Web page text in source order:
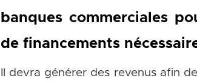
banques commerciales
de financements
Il devra générer des revenus afin